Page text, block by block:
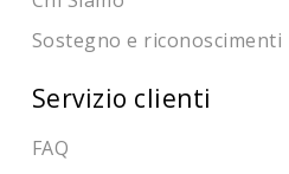
Sostegno e riconoscimenti
Servizio clienti
FAQ